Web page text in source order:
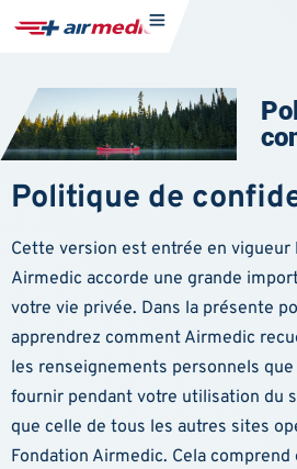
Politique de
Cette version est entrée en vigueur
Airmedic accorde une grande
votre vie privée. Dans la présente
apprendrez comment Airmedic
les renseignements personnels
fournir pendant votre utilisation du
que celle de tous les autres sites
Fondation Airmedic. Cela